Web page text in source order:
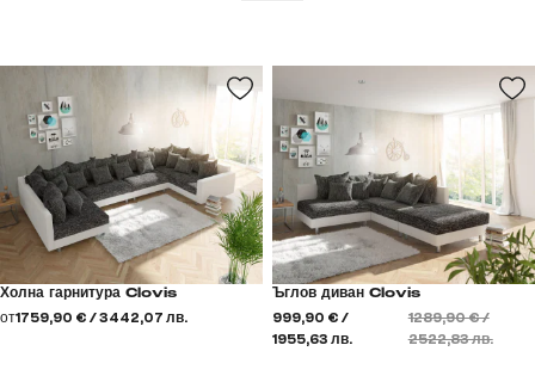
Холна гарнитура Clovis
от1759,90 € / 3442,07 лв.
Ъглов диван Clovis
999,90 € /
1955,63 лв.
1289,90 € /
2522,83 лв.